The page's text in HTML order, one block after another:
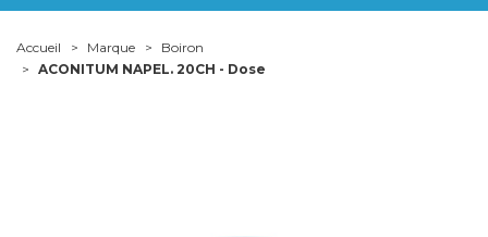
Accueil Marque
Boiron
ACONITUM NAPEL. 20CH - Dose